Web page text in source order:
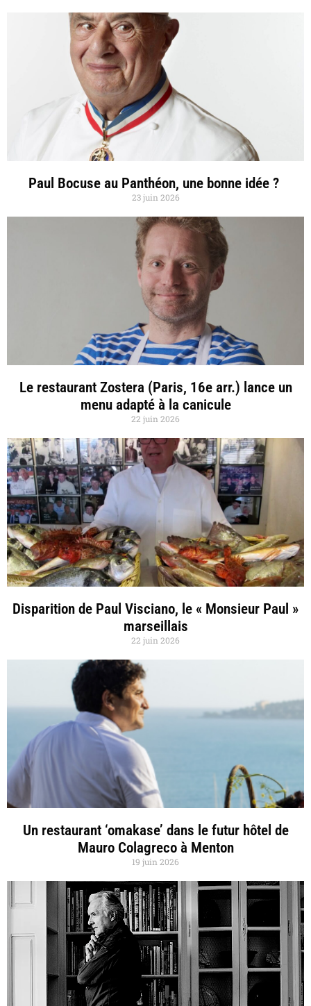
Paul Bocuse au Panthéon, une bonne idée ?
23 juin 2026
Le restaurant Zostera (Paris, 16e arr.) lance un
menu adapté à la canicule
22 juin 2026
Disparition de Paul Visciano, le « Monsieur Paul »
marseillais
22 juin 2026
Un restaurant ‘omakase’ dans le futur hôtel de
Mauro Colagreco à Menton
19 juin 2026